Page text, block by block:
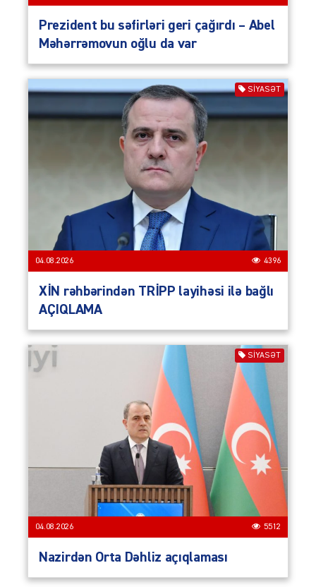
Prezident bu səfirləri geri çağırdı – Abel
Məhərrəmovun oğlu da var
SIYASƏT
04.08.2026 4396
XİN rəhbərindən TRİPP layihəsi ilə bağlı
AÇIQLAMA
SIYASƏT
04.08.2026 5512
Nazirdən Orta Dəhliz açıqlaması